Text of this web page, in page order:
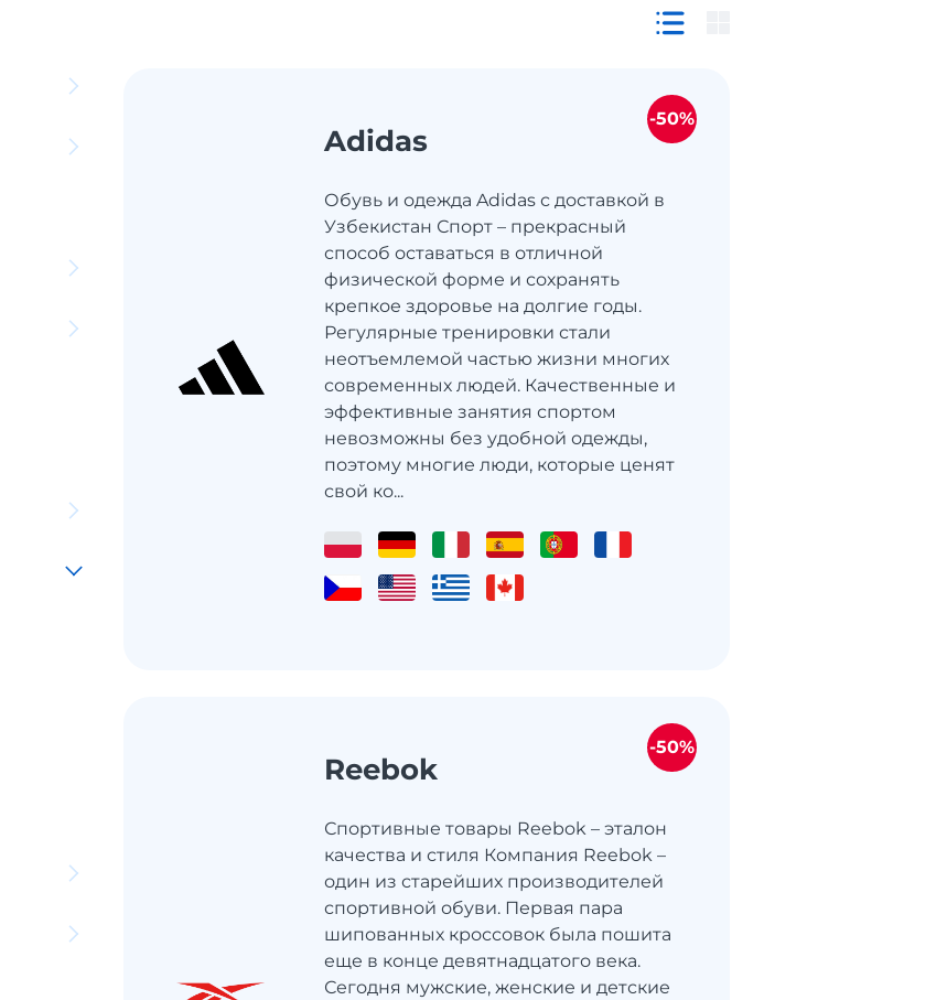
Adidas
Обувь и одежда Adidas с доставкой в
Узбекистан Спорт – прекрасный
способ оставаться в отличной
физической форме и сохранять
крепкое здоровье на долгие годы.
Регулярные тренировки стали
неотъемлемой частью жизни многих
современных людей. Качественные и
эффективные занятия спортом
невозможны без удобной одежды,
поэтому многие люди, которые ценят
свой ко...
-50%
Reebok
Спортивные товары Reebok – эталон
качества и стиля Компания Reebok –
один из старейших производителей
спортивной обуви. Первая пара
шипованных кроссовок была пошита
еще в конце девятнадцатого века.
Сегодня мужские, женские и детские
-50%